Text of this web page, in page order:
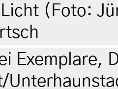
(Foto:
Exemplare,